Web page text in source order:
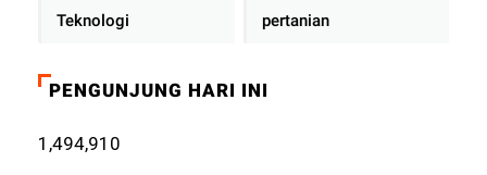
Teknologi pertanian
PENGUNJUNG HARI INI
1,494,910